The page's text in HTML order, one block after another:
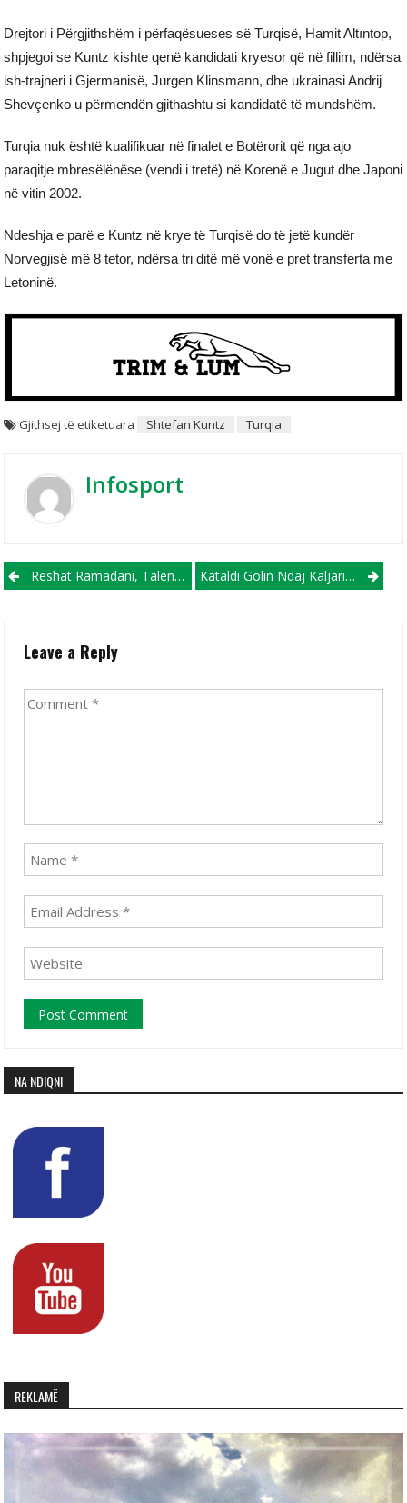
Drejtori i Përgjithshëm i përfaqësueses së Turqisë, Hamit Altıntop,
shpjegoi se Kuntz kishte qenë kandidati kryesor që në fillim, ndërsa
ish-trajneri i Gjermanisë, Jurgen Klinsmann, dhe ukrainasi Andrij
Shevçenko u përmendën gjithashtu si kandidatë të mundshëm.
Turqia nuk është kualifikuar në finalet e Botërorit që nga ajo
paraqitje mbresëlënëse (vendi i tretë) në Korenë e Jugut dhe Japoni
në vitin 2002.
Ndeshja e parë e Kuntz në krye të Turqisë do të jetë kundër
Norvegjisë më 8 tetor, ndërsa tri ditë më vonë e pret transferta me
Letoninë.
Gjithsej të etiketuara Shtefan Kuntz Turqia
Infosport
Post navigation
Reshat Ramadani, Talenti I Rradhës Që Debutoi Në Ekipin E Parë Të Shkëndijës Kataldi Golin Ndaj Kaljarit I’a Dedikoi Strakoshës (VIDEO)
Leave a Reply
NA NDIQNI
REKLAMË